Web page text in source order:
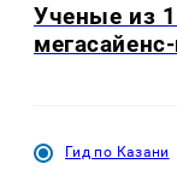
Ученые из
Гид по Казани